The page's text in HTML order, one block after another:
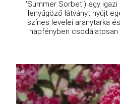
'Summer Sorbet') egy
lenyűgöző látványt nyújt
színes levelei aranytarka
napfényben csodálatosan